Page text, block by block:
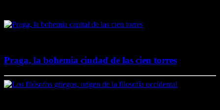
Praga, la bohemia ciudad de las cien torres